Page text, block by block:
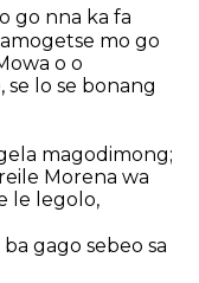
go nna ka fa
mo go
o o
se lo se bonang
magodimong;
Morena wa
le legolo,
gago sebeo sa